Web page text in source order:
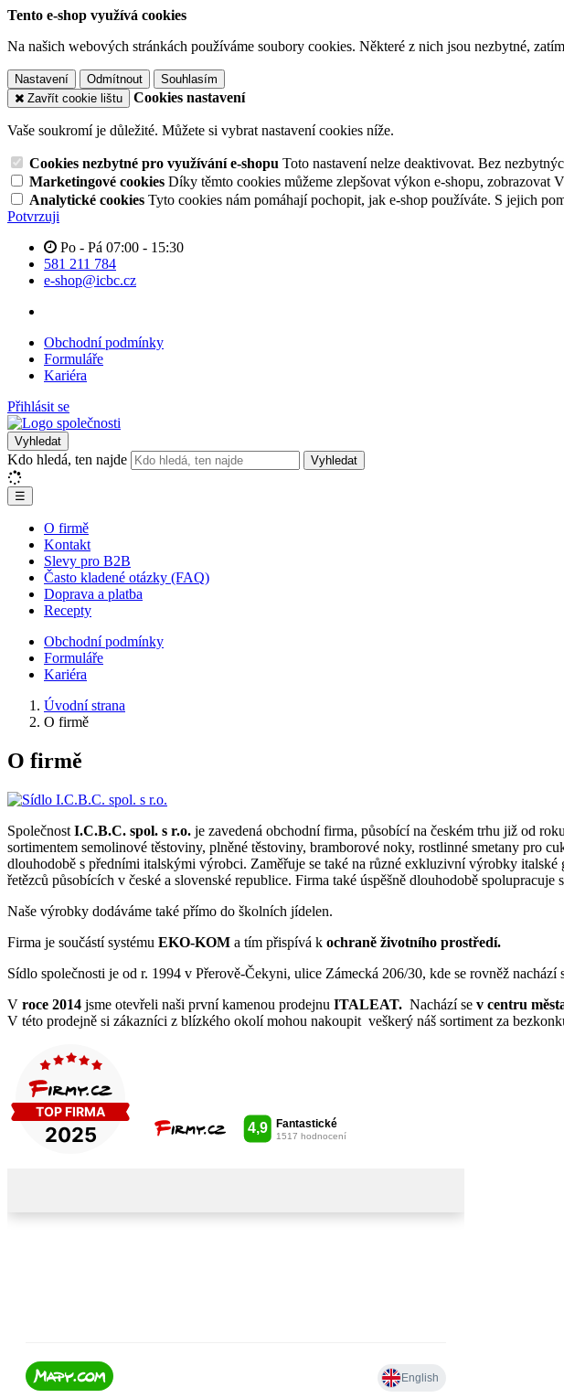
Tento e-shop využívá cookies
Na našich webových stránkách používáme soubory cookies. Některé z nich jsou nezbytné,
Nastavení Odmítnout
Souhlasím
Zavřít cookie lištu
Cookies nastavení
Vaše soukromí je důležité. Můžete si vybrat nastavení cookies níže.
Cookies nezbytné pro využívání e-shopu Toto nastavení nelze deaktivovat. Bez
Marketingové cookies Díky těmto cookies můžeme zlepšovat výkon e-shopu, zobrazovat
Analytické cookies Tyto cookies nám pomáhají pochopit, jak e-shop používáte. S jejich
Potvrzuji
Po - Pá 07:00 - 15:30
581 211 784
e-shop@icbc.cz
Obchodní podmínky
Formuláře
Kariéra
Přihlásit se
Vyhledat
Kdo hledá, ten najde Vyhledat
☰
O firmě
Kontakt
Slevy pro B2B
Často kladené otázky (FAQ)
Doprava a platba
Recepty
Obchodní podmínky
Formuláře
Kariéra
Úvodní strana
O firmě
O firmě
Společnost I.C.B.C. spol. s r.o. je zavedená obchodní firma, působící na českém trhu již od
sortimentem semolinové těstoviny, plněné těstoviny, bramborové noky, rostlinné smetany pro
dlouhodobě s předními italskými výrobci. Zaměřuje se také na různé exkluzivní výrobky
řetězců působících v české a slovenské republice. Firma také úspěšně dlouhodobě
Naše výrobky dodáváme také přímo do školních jídelen.
Firma je součástí systému EKO-KOM a tím přispívá k ochraně životního prostředí.
Sídlo společnosti je od r. 1994 v Přerově-Čekyni, ulice Zámecká 206/30, kde se rovněž nachází
V roce 2014 jsme otevřeli naši první kamenou prodejnu ITALEAT. Nachází se v centru
V této prodejně si zákazníci z blízkého okolí mohou nakoupit veškerý náš sortiment za